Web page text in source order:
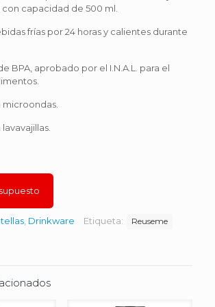
capacidad de 500 ml.
frías por 24 horas y calientes durante
BPA, aprobado por el I.N.A.L. para el
microondas.
Drinkware Etiqueta: Reuseme